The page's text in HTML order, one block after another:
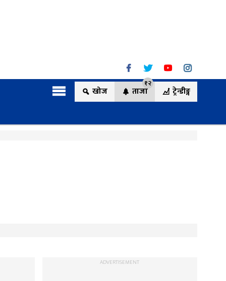
खोज ताजा
१२
ट्रेन्डीङ्ग
ADVERTISEMENT